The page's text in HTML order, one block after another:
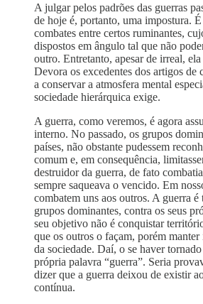
A julgar pelos padrões das guerras
de hoje é, portanto, uma impostura.
combates entre certos ruminantes,
dispostos em ângulo tal que não
outro. Entretanto, apesar de irreal,
Devora os excedentes dos artigos de
a conservar a atmosfera mental
sociedade hierárquica exige.
A guerra, como veremos, é agora
interno. No passado, os grupos
países, não obstante pudessem
comum e, em consequência,
destruidor da guerra, de fato
sempre saqueava o vencido. Em
combatem uns aos outros. A guerra é
grupos dominantes, contra os seus
seu objetivo não é conquistar
que os outros o façam, porém manter
da sociedade. Daí, o se haver
própria palavra “guerra”. Seria
dizer que a guerra deixou de existir
contínua.